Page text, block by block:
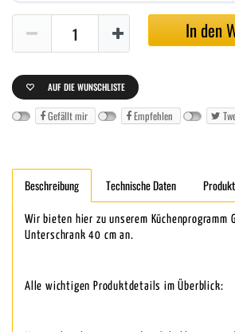
In den
AUF DIE WUNSCHLISTE
Gefällt mir Empfehlen
Beschreibung Technische Daten
Wir bieten hier zu unserem Küchenprogramm
Unterschrank 40 cm an.
Alle wichtigen Produktdetails im Überblick: